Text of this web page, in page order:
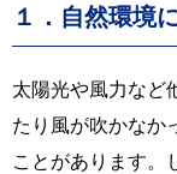
１．自然環境
太陽光や風力など
たり風が吹かなか
ことがあります。